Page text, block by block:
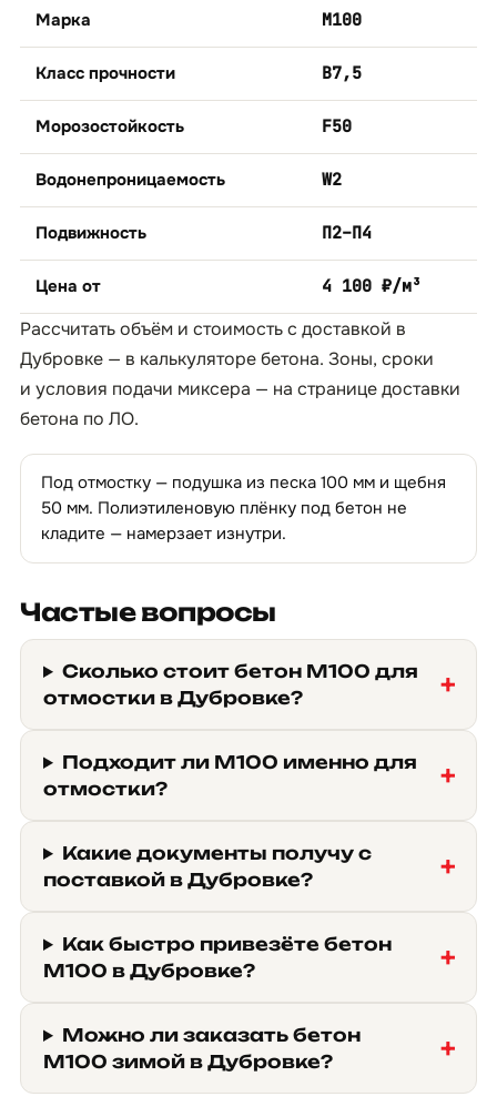
Марка М100
Класс прочности B7,5
Морозостойкость F50
Водонепроницаемость W2
Подвижность П2–П4
Цена от 4 100 ₽/м³
Рассчитать объём и стоимость с доставкой в
Дубровке — в калькуляторе бетона. Зоны, сроки
и условия подачи миксера — на страницедоставки
бетона по ЛО.
Под отмостку — подушка из песка 100 мм и щебня
50 мм. Полиэтиленовую плёнку под бетон не
кладите — намерзает изнутри.
Частые вопросы
Сколько стоит бетон М100 для
отмостки в Дубровке?
Подходит ли М100 именно для
отмостки?
Какие документы получу с
поставкой в Дубровке?
Как быстро привезёте бетон
М100 в Дубровке?
Можно ли заказать бетон
М100 зимой в Дубровке?